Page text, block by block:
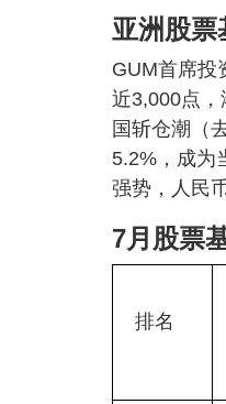
亚洲股票
GUM首席投
近3,000点
国斩仓潮（
5.2%，成为
强势，人民
7月股票
排名